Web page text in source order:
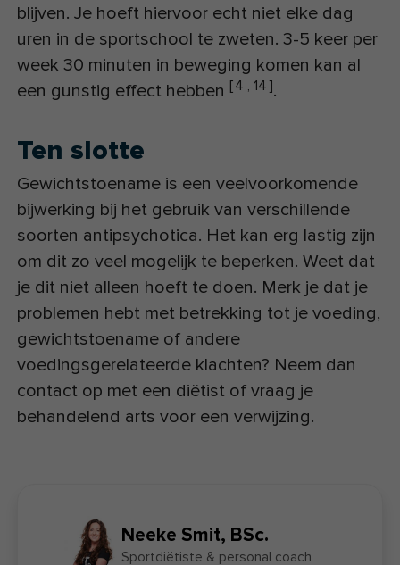
blijven. Je hoeft hiervoor echt niet elke dag
uren in de sportschool te zweten. 3-5 keer per
week 30 minuten in beweging komen kan al
een gunstig effect hebben [4 , 14].
Ten slotte
Gewichtstoename is een veelvoorkomende
bijwerking bij het gebruik van verschillende
soorten antipsychotica. Het kan erg lastig zijn
om dit zo veel mogelijk te beperken. Weet dat
je dit niet alleen hoeft te doen. Merk je dat je
problemen hebt met betrekking tot je voeding,
gewichtstoename of andere
voedingsgerelateerde klachten? Neem dan
contact op met een diëtist of vraag je
behandelend arts voor een verwijzing.
Neeke Smit, BSc.
Sportdiëtiste & personal coach